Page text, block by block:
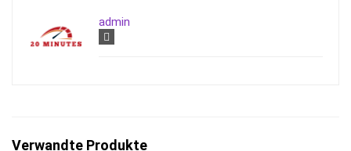
admin
Verwandte Produkte